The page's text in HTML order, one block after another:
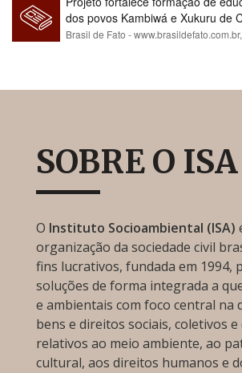
dos povos Kambiwá e Xukuru de
Brasil de Fato - www.brasildefato.com.br,
SOBRE O ISA
O Instituto Socioambiental (ISA)
organização da sociedade civil
fins lucrativos, fundada em 1994,
soluções de forma integrada a
e ambientais com foco central na
bens e direitos sociais, coletivos
relativos ao meio ambiente, ao
cultural, aos direitos humanos e